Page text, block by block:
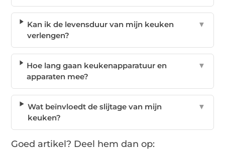
Kan ik de levensduur van mijn keuken
verlengen?
▼
Hoe lang gaan keukenapparatuur en
apparaten mee?
▼
Wat beïnvloedt de slijtage van mijn
keuken?
▼
Goed artikel? Deel hem dan op: